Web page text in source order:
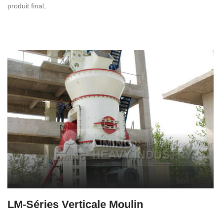
produit final,
LM-Séries Verticale Moulin